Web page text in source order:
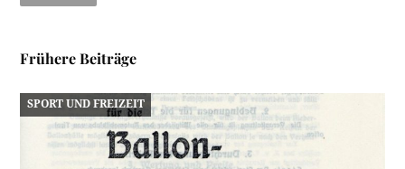
Frühere Beiträge
SPORT UND FREIZEIT